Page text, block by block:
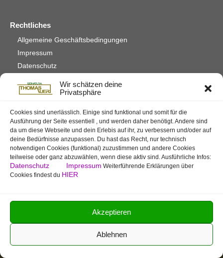
Wir schätzen deine
Privatsphäre
Cookies sind unerlässlich. Einige sind funktional und somit für die
Ausführung der Seite essentiell , und werden daher benötigt. Andere sind
da um diese Webseite und dein Erlebis auf ihr, zu verbessern und/oder auf
deine Bedürfnisse anzupassen. Du hast das Recht, nur technisch
notwendigen Cookies (funktional) zuzustimmen und andere Cookies
teilweise oder ganz abzuwählen, wenn diese aktiv sind. Ausführliche Infos:
Datenschutz Impressum Weiterführende Erklärungen über
Cookies findest du HIER
Akzeptieren
Ablehnen
Rechtliches
Allgemeine Geschäftsbedingungen
Impressum
Datenschutz
Zahlarten
Auf Rechnung/Vorauskasse
Für E-Banking, Bankauftrag oder mit EZS für Postschalter-
Zahlung.
Für mehr Infos hier klicken
Per TWINT
Für mehr Infos hier klicken
Für mehr Infos hier klicken